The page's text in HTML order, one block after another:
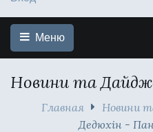
Меню
Новини та
Главная Новини
Дедюхін -